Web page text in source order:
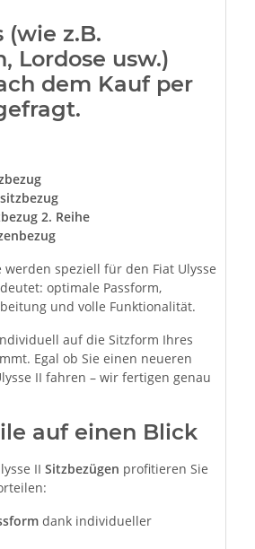
(wie z.B.
Lordose usw.)
dem Kauf per
2. Reihe
werden speziell für den Fiat Ulysse
optimale Passform,
und volle Funktionalität.
auf die Sitzform Ihres
Egal ob Sie einen neueren
II fahren – wir fertigen genau
auf einen Blick
II Sitzbezügen profitieren Sie
dank individueller